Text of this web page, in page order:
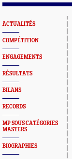
ACTUALITÉS
COMPÉTITION
ENGAGEMENTS
RÉSULTATS
BILANS
RECORDS
MP SOUS CATÉGORIES
MASTERS
BIOGRAPHIES